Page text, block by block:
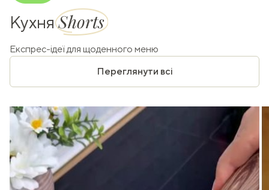
КухняShorts
Експрес-ідеї для щоденного меню
Переглянути всі